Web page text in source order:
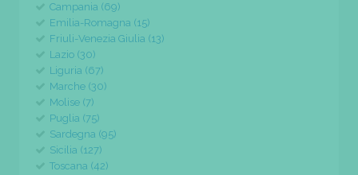
Campania (69)
Emilia-Romagna (15)
Friuli-Venezia Giulia (13)
Lazio (30)
Liguria (67)
Marche (30)
Molise (7)
Puglia (75)
Sardegna (95)
Sicilia (127)
Toscana (42)